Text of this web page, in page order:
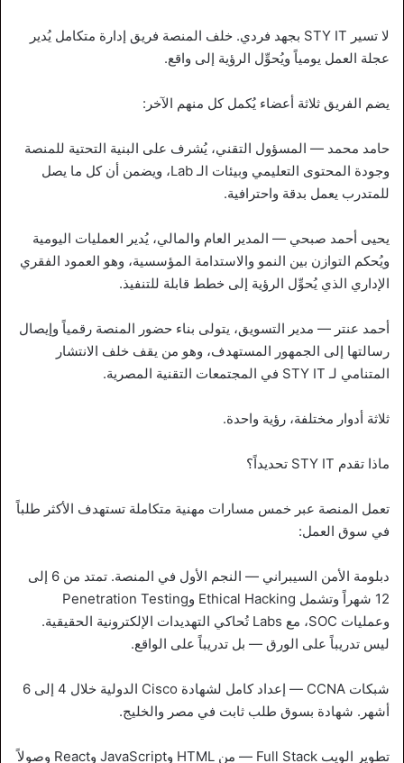
لا تسير STY IT بجهد فردي. خلف المنصة فريق إدارة متكامل يُدير
عجلة العمل يومياً ويُحوِّل الرؤية إلى واقع.
يضم الفريق ثلاثة أعضاء يُكمل كل منهم الآخر:
حامد محمد — المسؤول التقني، يُشرف على البنية التحتية للمنصة
وجودة المحتوى التعليمي وبيئات الـ Lab، ويضمن أن كل ما يصل
للمتدرب يعمل بدقة واحترافية.
يحيى أحمد صبحي — المدير العام والمالي، يُدير العمليات اليومية
ويُحكم التوازن بين النمو والاستدامة المؤسسية، وهو العمود الفقري
الإداري الذي يُحوِّل الرؤية إلى خطط قابلة للتنفيذ.
أحمد عنتر — مدير التسويق، يتولى بناء حضور المنصة رقمياً وإيصال
رسالتها إلى الجمهور المستهدف، وهو من يقف خلف الانتشار
المتنامي لـ STY IT في المجتمعات التقنية المصرية.
ثلاثة أدوار مختلفة، رؤية واحدة.
ماذا تقدم STY IT تحديداً؟
تعمل المنصة عبر خمس مسارات مهنية متكاملة تستهدف الأكثر طلباً
في سوق العمل:
دبلومة الأمن السيبراني — النجم الأول في المنصة. تمتد من 6 إلى
12 شهراً وتشمل Ethical Hacking وPenetration Testing
وعمليات SOC، مع Labs تُحاكي التهديدات الإلكترونية الحقيقية.
ليس تدريباً على الورق — بل تدريباً على الواقع.
شبكات CCNA — إعداد كامل لشهادة Cisco الدولية خلال 4 إلى 6
أشهر. شهادة بسوق طلب ثابت في مصر والخليج.
تطوير الويب Full Stack — من HTML وJavaScript وReact وصولاً